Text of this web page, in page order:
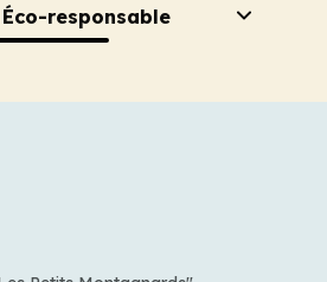
responsable